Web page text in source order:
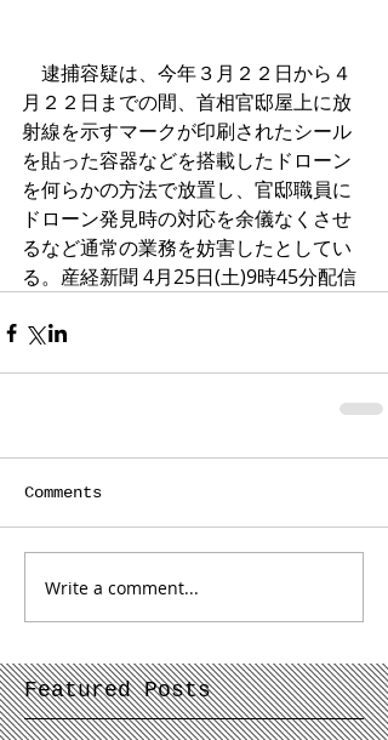
逮捕容疑は、今年３月２２日から４
月２２日までの間、首相官邸屋上に放
射線を示すマークが印刷されたシール
を貼った容器などを搭載したドローン
を何らかの方法で放置し、官邸職員に
ドローン発見時の対応を余儀なくさせ
るなど通常の業務を妨害したとしてい
る。産経新聞 4月25日(土)9時45分配信
Comments
Write a comment...
Featured Posts